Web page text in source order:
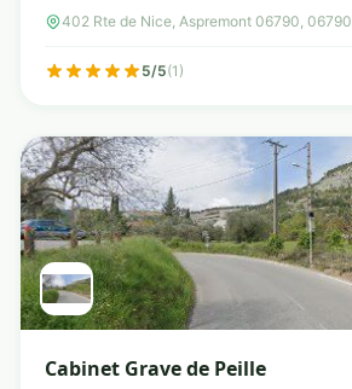
402 Rte de Nice, Aspremont 06790, 06790
5/5(1)
Cabinet Grave de Peille